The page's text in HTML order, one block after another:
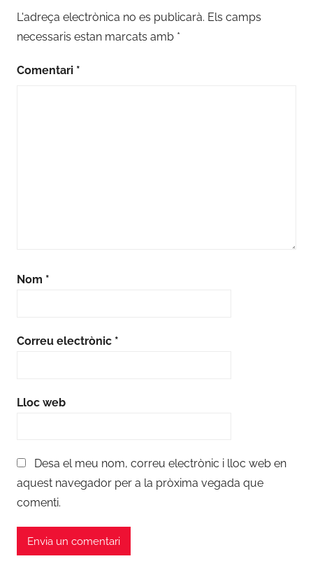
L'adreça electrònica no es publicarà. Els camps
necessaris estan marcats amb *
Comentari *
Nom *
Correu electrònic *
Lloc web
Desa el meu nom, correu electrònic i lloc web en
aquest navegador per a la pròxima vegada que
comenti.